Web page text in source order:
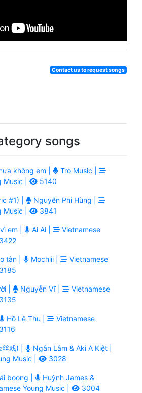
Contact us to request songs
songs
không em |
Tro Music |
Music |
5140
#1) |
Nguyễn Phi Hùng |
Music |
3841
em | Ai Ai |
Vietnamese
3422
tàn | Mochiii |
Vietnamese
3185
| Nguyễn Vĩ |
Vietnamese
3135
Hồ Lệ Thu |
Vietnamese
3116
戏) |
Ngân Lâm & Aki A Kiệt |
Music |
3028
boong |
Huỳnh James &
Young Music | 3004